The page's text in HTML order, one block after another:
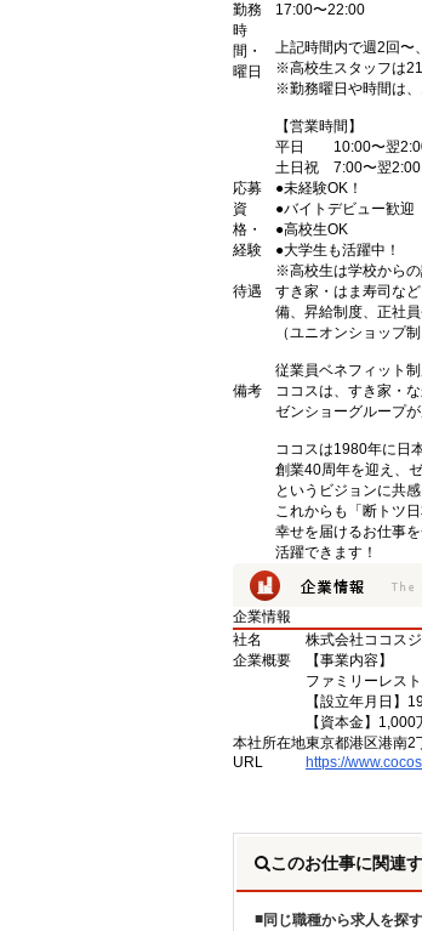
勤務
時
間・
曜日
17:00〜22:00
上記時間内で週2回〜
※高校生スタッフは
※勤務曜日や時間は
【営業時間】
平日 10:00〜翌
土日祝 7:00〜翌2:00
応募
資
格・
経験
●未経験OK！
●バイトデビュー歓迎
●高校生OK
●大学生も活躍中！
※高校生は学校からの
待遇
すき家・はま寿司な
備、昇給制度、正社
（ユニオンショップ
従業員ベネフィット
備考
ココスは、すき家・
ゼンショーグループ
ココスは1980年に日
創業40周年を迎え、
というビジョンに共
これからも「断トツ
幸せを届けるお仕事
活躍できます！
企業情報
社名
株式会社ココス
企業概要
【事業内容】
ファミリーレス
【設立年月日】
【資本金】1,000
本社所在地東京都港区港南
URL
https://
このお仕事に関連
同じ職種から求人を探す